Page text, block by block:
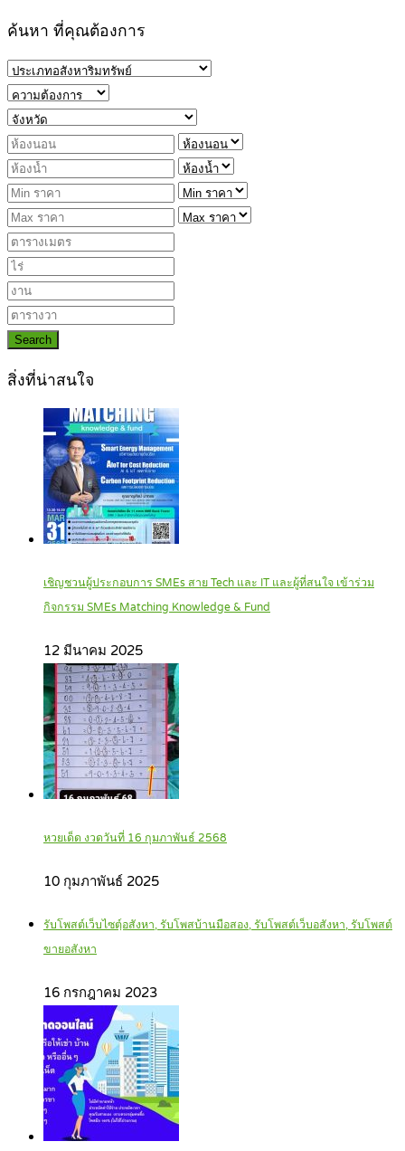
ค้นหา ที่คุณต้องการ
Search
สิ่งที่น่าสนใจ
เชิญชวนผู้ประกอบการ SMEs สาย Tech และ IT และผู้ที่สนใจ เข้าร่วม
กิจกรรม SMEs Matching Knowledge & Fund
12 มีนาคม 2025
หวยเด็ด งวดวันที่ 16 กุมภาพันธ์ 2568
10 กุมภาพันธ์ 2025
รับโพสต์เว็บไซตฺ์อสังหา, รับโพสบ้านมือสอง, รับโพสต์เว็บอสังหา, รับโพสต์
ขายอสังหา
16 กรกฎาคม 2023